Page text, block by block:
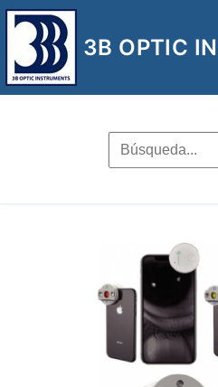
Ir
contenido
3B OPTIC
Buscar
por: